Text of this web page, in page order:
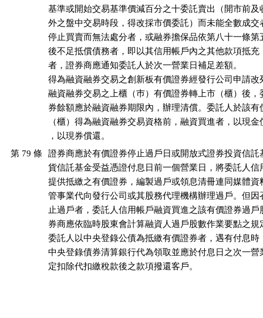
基準或開始交易基準價減百分之十委託賣出（開市前及
外之盤中交易時段，得改採市價委託）而未能全數成交
停止買賣而無法處分者，或融券擔保品依第八十一條第
後不足抵償債務者，即以其信用帳戶內之其他款項抵充
者，證券商應通知委託人於次一營業日補足差額。
得為融資融券交易之創新板有價證券經發行公司申請改
融資融券交易之上櫃（巿）有價證券轉上市（櫃）後，
券餘額應於融資融券期限內，辦理清償。委託人於該有
（櫃）得為融資融券交易資格前，融資買進者，以現
，以現券償還。
第 79 條
證券商應於有價證券停止過戶日或開放式證券投資信託
貨信託基金受益憑證付息日前一個營業日，將委託人信
提供抵繳之有價證券，編製過戶或領息清冊連同媒體資
管事業代向發行公司或其股務代理機構辦理過戶。但因
止過戶者，委託人信用帳戶融資買進之該有價證券過戶
券商應依臨時股東會計算融資人過戶股數作業要點之規
委託人以中央登錄公債為抵繳有價證券者，遇有付息時
中央登錄債券清算銀行代為領取並應於付息日之次一營
定扣除代扣繳稅款後之款項撥還客戶。